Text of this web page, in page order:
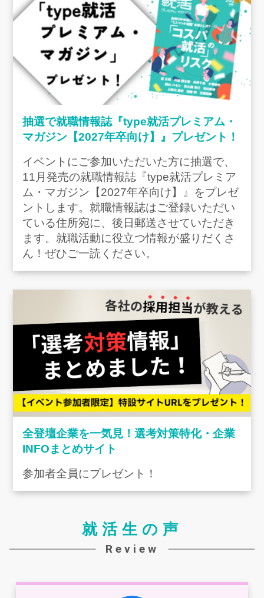
抽選で就職情報誌『type就活プレミアム・
マガジン【2027年卒向け】』プレゼント！
イベントにご参加いただいた方に抽選で、
11月発売の就職情報誌『type就活プレミア
ム・マガジン【2027年卒向け】』をプレゼ
ントします。就職情報誌はご登録いただい
ている住所宛に、後日郵送させていただき
ます。就職活動に役立つ情報が盛りだくさ
ん！ぜひご一読ください。
全登壇企業を一気見！選考対策特化・企業
INFOまとめサイト
参加者全員にプレゼント！
就活生の声
Review